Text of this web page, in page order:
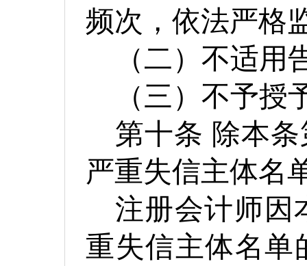
频次，依法严格
（二）不适用
（三）不予
第十条 除本
严重失信主体名
注册会计师因
重失信主体名单